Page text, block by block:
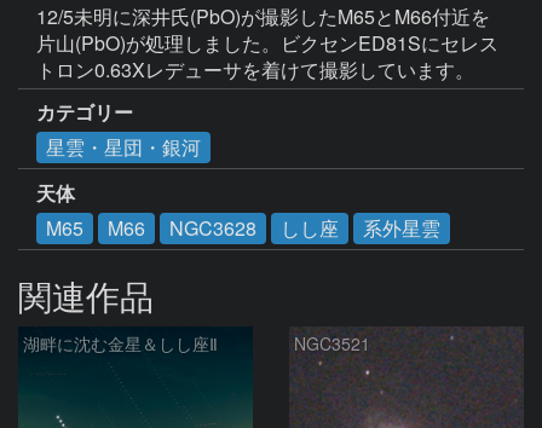
12/5未明に深井氏(PbO)が撮影したM65とM66付近を
片山(PbO)が処理しました。ビクセンED81Sにセレス
トロン0.63Xレデューサを着けて撮影しています。
カテゴリー
星雲・星団・銀河
天体
M65
M66 NGC3628 しし座 系外星雲
関連作品
湖畔に沈む金星＆しし座Ⅱ NGC3521